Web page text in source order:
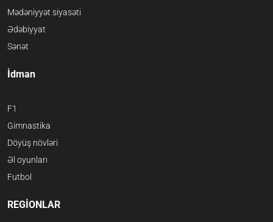
Mədəniyyət siyasəti
Ədəbiyyat
Sənət
İdman
F1
Gimnastika
Döyüş növləri
Əl oyunları
Futbol
REGİONLAR